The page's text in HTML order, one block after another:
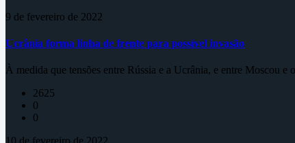
9 de fevereiro de 2022
Ucrânia forma linha de frente para possível invasão
À medida que tensões entre Rússia e a Ucrânia, e entre Moscou e
2625
0
0